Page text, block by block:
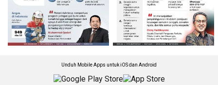
Unduh Mobile Apps untuk iOS dan Android